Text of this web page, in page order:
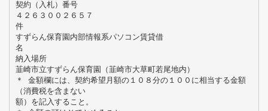
契約（入札）番号
４２６３００２６５７
件
すずらん保育園内部情報系パソコン賃貸借
名
納入場所
韮崎市立すずらん保育園（韮崎市大草町若尾地内）
＊ 金額欄には、契約希望月額の１０８分の１００に相当する金額
（消費税を含まない
額）を記入すること。